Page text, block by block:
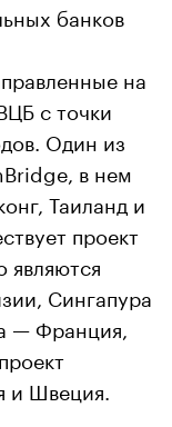
банков
на
с точки
Один из
в нем
Таиланд и
проект
являются
Сингапура
— Франция,
и Швеция.